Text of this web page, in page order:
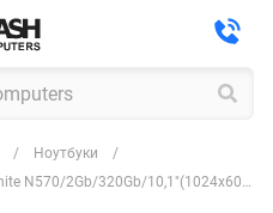
Ноутбуки
Нетбук Asus EEE PC 1015PN (6A) White N570/2Gb/320Gb/10,1"(1024x600)/WiFi/BT/5200mAh/Win7 HP